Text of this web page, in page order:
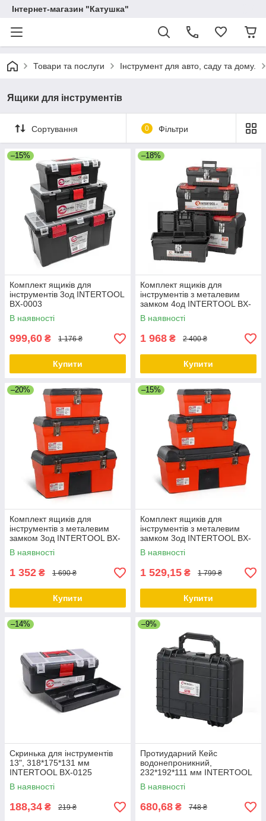
Інтернет-магазин "Катушка"
Товари та послуги Інструмент для авто, саду та дому.
Ящики для інструментів
Сортування 0 Фільтри
–15%
Комплект ящиків для
інструментів 3од INTERTOOL
BX-0003
В наявності
999,60 ₴ 1 176 ₴
Купити
–18%
Комплект ящиків для
інструментів з металевим
замком 4од INTERTOOL BX-
0004
В наявності
1 968 ₴ 2 400 ₴
Купити
–20%
Комплект ящиків для
інструментів з металевим
замком 3од INTERTOOL BX-
0006
В наявності
1 352 ₴ 1 690 ₴
Купити
–15%
Комплект ящиків для
інструментів з металевим
замком 3од INTERTOOL BX-
0007
В наявності
1 529,15 ₴ 1 799 ₴
Купити
–14%
Скринька для інструментів
13", 318*175*131 мм
INTERTOOL BX-0125
В наявності
188,34 ₴ 219 ₴
–9%
Протиударний Кейс
водонепроникний,
232*192*111 мм INTERTOOL
BX-0151
В наявності
680,68 ₴ 748 ₴